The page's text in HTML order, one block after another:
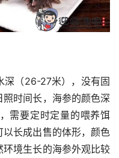
深（26-27米），没有固
时间长，海参的颜色深
需要定时定量的喂养饵
长成出售的体形，颜色
境生长的海参外观比较